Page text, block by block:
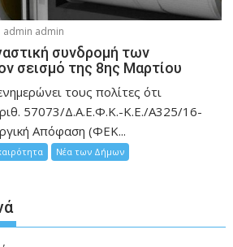
admin admin
συνδρομή των
σεισμό της 8ης Μαρτίου
τους πολίτες ότι
57073/Δ.Α.Ε.Φ.Κ.-Κ.Ε./Α325/16-
Απόφαση (ΦΕΚ...
Νέα των Δήμων